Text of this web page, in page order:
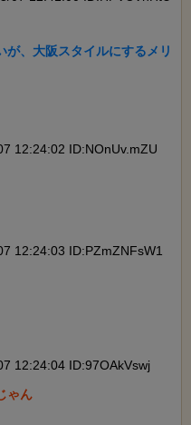
、大阪スタイルにするメリ
12:24:02 ID:NOnUv.mZU
12:24:03 ID:PZmZNFsW1
12:24:04 ID:97OAkVswj
ゃん